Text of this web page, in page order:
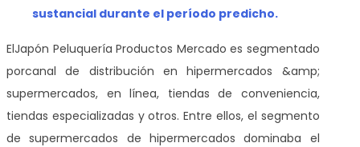
sustancial durante el período predicho.
ElJapón Peluquería Productos Mercado es segmentado
porcanal de distribución en hipermercados &amp;
supermercados, en línea, tiendas de conveniencia,
tiendas especializadas y otros. Entre ellos, el segmento
de supermercados de hipermercados dominaba el